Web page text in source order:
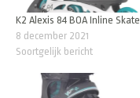
K2 Alexis 84 BOA Inline Skate
8 december 2021
Soortgelijk bericht